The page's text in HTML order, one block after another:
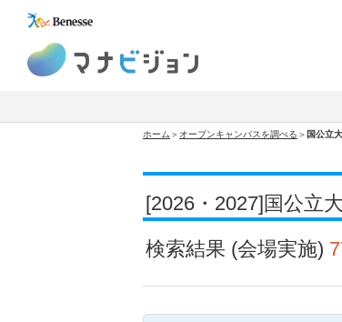
ホーム ＞ オープンキャンパスを調べる ＞ 国公立
[2026・2027]国公立
検索結果 (会場実施)